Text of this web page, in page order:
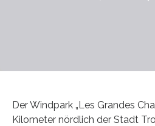
Der Windpark „Les Grandes
Kilometer nördlich der Stadt